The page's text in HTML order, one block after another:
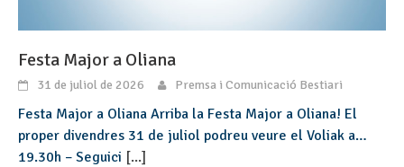
Festa Major a Oliana
31 de juliol de 2026 Premsa i Comunicació Bestiari
Festa Major a Oliana Arriba la Festa Major a Oliana! El
proper divendres 31 de juliol podreu veure el Voliak a…
19.30h – Seguici [...]